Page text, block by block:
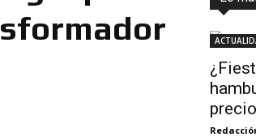
precio